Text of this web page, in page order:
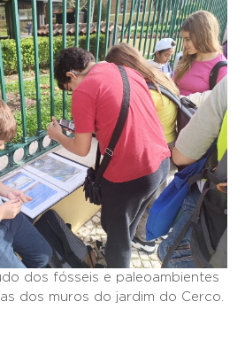
dos fósseis e paleoambientes
dos muros do jardim do Cerco.